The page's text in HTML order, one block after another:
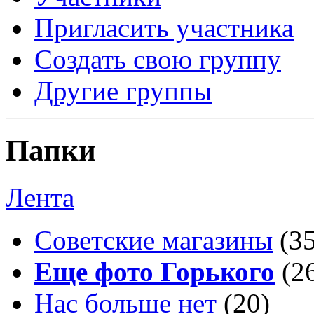
Пригласить участника
Создать свою группу
Другие группы
Папки
Лента
Советские магазины
Еще фото Горького
Нас больше нет (20)